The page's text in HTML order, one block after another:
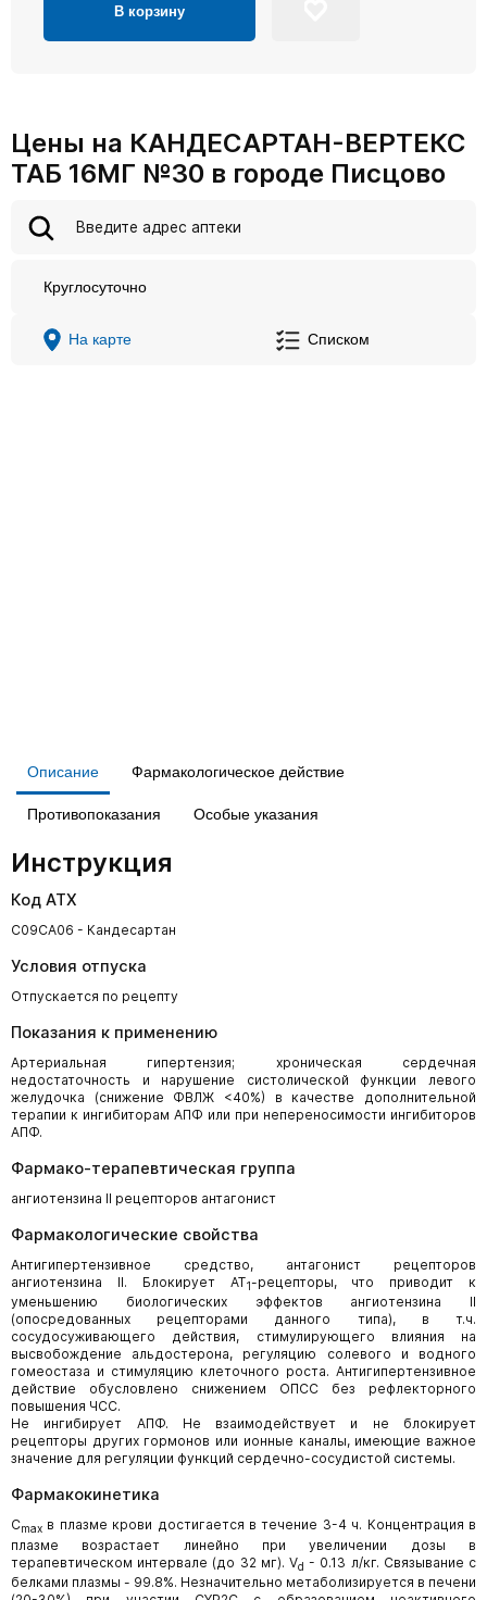
В корзину
Цены на КАНДЕСАРТАН-ВЕРТЕКС
ТАБ 16МГ №30 в городе Писцово
Круглосуточно
На карте Списком
Описание Фармакологическое действие
Противопоказания Особые указания
Инструкция
Код АТХ
C09CA06 - Кандесартан
Условия отпуска
Отпускается по рецепту
Показания к применению
Артериальная гипертензия; хроническая сердечная
недостаточность и нарушение систолической функции левого
желудочка (снижение ФВЛЖ <40%) в качестве дополнительной
терапии к ингибиторам АПФ или при непереносимости ингибиторов
АПФ.
Фармако-терапевтическая группа
ангиотензина II рецепторов антагонист
Фармакологические свойства
Антигипертензивное средство, антагонист рецепторов
ангиотензина II. Блокирует АТ1-рецепторы, что приводит к
уменьшению биологических эффектов ангиотензина II
(опосредованных рецепторами данного типа), в т.ч.
сосудосуживающего действия, стимулирующего влияния на
высвобождение альдостерона, регуляцию солевого и водного
гомеостаза и стимуляцию клеточного роста. Антигипертензивное
действие обусловлено снижением ОПСС без рефлекторного
повышения ЧСС.
Не ингибирует АПФ. Не взаимодействует и не блокирует
рецепторы других гормонов или ионные каналы, имеющие важное
значение для регуляции функций сердечно-сосудистой системы.
Фармакокинетика
Cmax в плазме крови достигается в течение 3-4 ч. Концентрация в
плазме возрастает линейно при увеличении дозы в
терапевтическом интервале (до 32 мг). Vd - 0.13 л/кг. Связывание с
белками плазмы - 99.8%. Незначительно метаболизируется в печени